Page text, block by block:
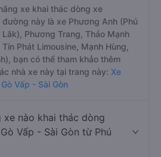
xe khai thác dòng xe
này là xe Phương Anh (Phú
Phương Trang, Thảo Mạnh
Phát Limousine, Mạnh Hùng,
bạn có thể tham khảo thêm
nhà xe này tại trang này: Xe
Vấp - Sài Gòn
xe nào khai thác dòng
Vấp - Sài Gòn từ Phú